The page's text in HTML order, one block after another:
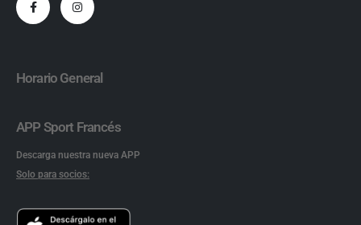
Horario General
APP Sport Francés
Descarga nuestra nueva APP
Solo para socios: